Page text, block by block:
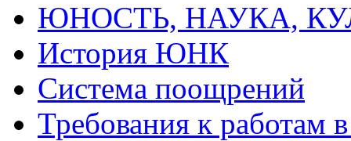
ЮНОСТЬ, НАУКА,
История ЮНК
Система поощрений
Требования к работам